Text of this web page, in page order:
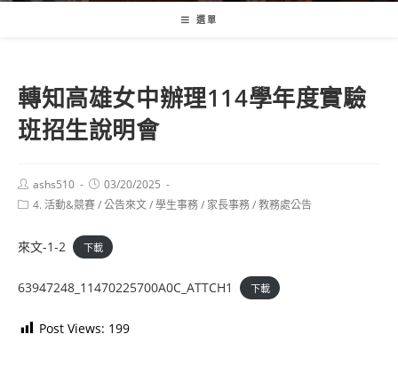
選單
轉知高雄女中辦理114學年度實驗
班招生說明會
Post
author:
ashs510
Post
published:
03/20/2025
Post4. 活動&競賽/公告來文/學生事務/ 家長事務/教務處公告
來文-1-2 下載
63947248_11470225700A0C_ATTCH1 下載
Post Views: 199